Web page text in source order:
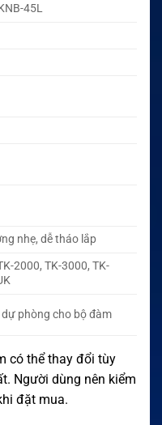
45L
nhẹ, dễ tháo lắp
2000, TK-3000, TK-
phòng cho bộ đàm
có thể thay đổi tùy
Người dùng nên kiểm
đặt mua.